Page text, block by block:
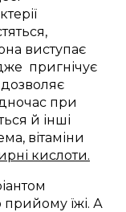
виступає
пригнічує
дозволяє
при
й інші
вітаміни
кислоти.
їжі. А